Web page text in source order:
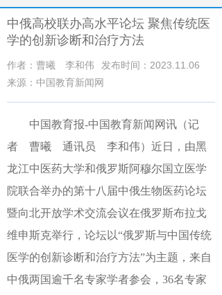
中俄高校联办高水平论坛 聚焦传统医
学的创新诊断和治疗方法
作者：曹曦 李和伟
发布时间：2023.11.06
来源：中国教育新闻网
中国教育报-中国教育新闻网讯（记
者 曹曦 通讯员 李和伟） 近日，由黑
龙江中医药大学和俄罗斯阿穆尔国立医学
院联合举办的第十八届中俄生物医药论坛
暨向北开放学术交流会议在俄罗斯布拉戈
维申斯克举行，论坛以“俄罗斯与中国传统
医学的创新诊断和治疗方法”为主题，来自
中俄两国逾千名专家学者参会，36名专家